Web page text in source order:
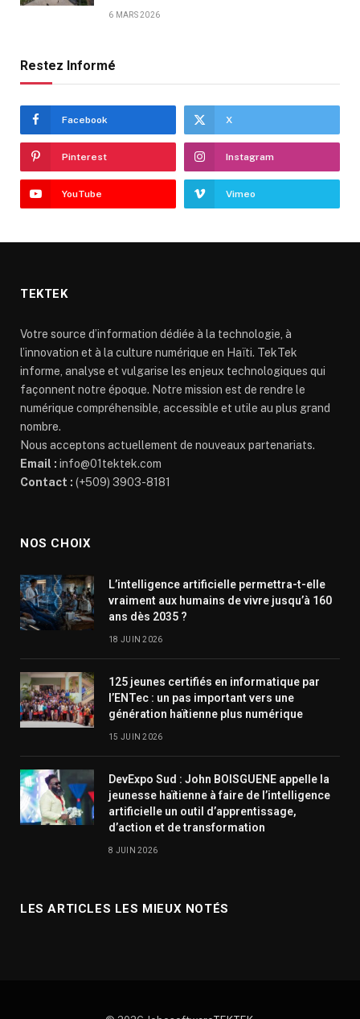
6 MARS 2026
Restez Informé
Facebook X
Pinterest Instagram
YouTube Vimeo
TEKTEK
Votre source d’information dédiée à la technologie, à
l’innovation et à la culture numérique en Haïti. TekTek
informe, analyse et vulgarise les enjeux technologiques qui
façonnent notre époque. Notre mission est de rendre le
numérique compréhensible, accessible et utile au plus grand
nombre.
Nous acceptons actuellement de nouveaux partenariats.
Email : info@01tektek.com
Contact : (+509) 3903-8181
NOS CHOIX
L’intelligence artificielle permettra-t-elle
vraiment aux humains de vivre jusqu’à 160
ans dès 2035 ?
18 JUIN 2026
125 jeunes certifiés en informatique par
l’ENTec : un pas important vers une
génération haïtienne plus numérique
15 JUIN 2026
DevExpo Sud : John BOISGUENE appelle la
jeunesse haïtienne à faire de l’intelligence
artificielle un outil d’apprentissage,
d’action et de transformation
8 JUIN 2026
LES ARTICLES LES MIEUX NOTÉS